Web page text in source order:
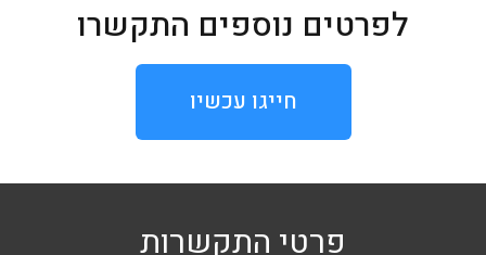
לפרטים נוספים התקשרו
חייגו עכשיו
פרטי התקשרות